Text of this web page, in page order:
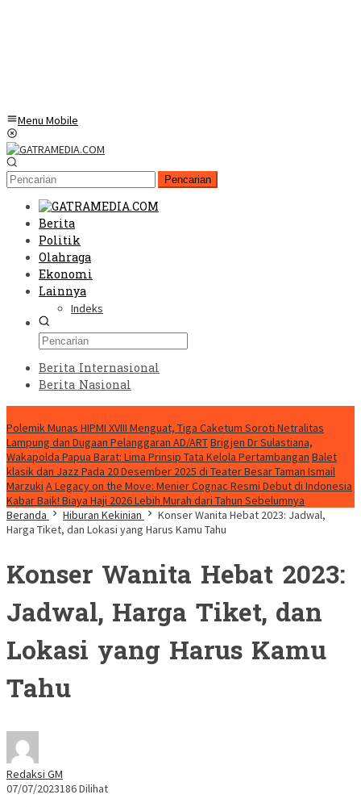
Menu Mobile
Pencarian
Berita
Politik
Olahraga
Ekonomi
Lainnya
Indeks
Berita Internasional
Berita Nasional
Polemik Munas HIPMI XVIII Menguat, Tiga Caketum Soroti Netralitas
Lampung dan Dugaan Pelanggaran AD/ARTBrigjen Dr Sulastiana,
Wakapolda Papua Barat: Lima Prinsip Tata Kelola Pertambangan Balet
klasik dan Jazz Pada 20 Desember 2025 di Teater Besar Taman Ismail
Marzuki A Legacy on the Move: Menier Cognac Resmi Debut di Indonesia
Kabar Baik! Biaya Haji 2026 Lebih Murah dari Tahun Sebelumnya
Beranda
Hiburan Kekinian
Konser Wanita Hebat 2023: Jadwal,
Harga Tiket, dan Lokasi yang Harus Kamu Tahu
Konser Wanita Hebat 2023:
Jadwal, Harga Tiket, dan
Lokasi yang Harus Kamu
Tahu
Redaksi GM
07/07/2023186 Dilihat